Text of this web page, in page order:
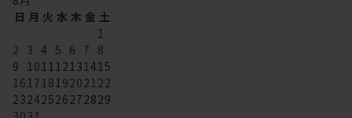
日 月 火 水 木 金 土
1
2 3 4 5 6 7 8
9 101112131415
16171819202122
23242526272829